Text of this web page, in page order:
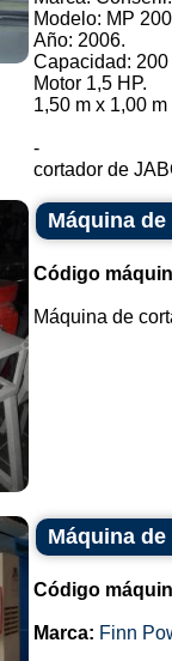
Modelo: MP
Año: 2006.
Capacidad: 200
Motor 1,5 HP.
1,50 m x 1,00
-
cortador de
Máquina
Código
Máquina de
Máquina
Código
Marca: Finn